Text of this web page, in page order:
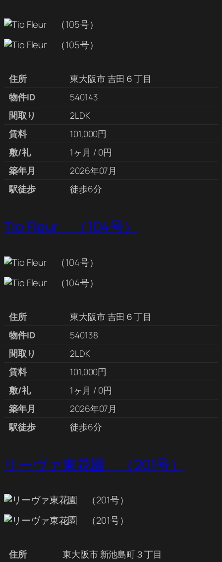
住所
東大阪市 吉田６丁目
物件ID
540143
間取り
2LDK
賃料
101,000円
敷/礼
1ヶ月 / 0円
築年月
2026年07月
駅徒歩
徒歩6分
Tio Fleur （104号）
住所
東大阪市 吉田６丁目
物件ID
540138
間取り
2LDK
賃料
101,000円
敷/礼
1ヶ月 / 0円
築年月
2026年07月
駅徒歩
徒歩6分
リーヴァ東花園 （201号）
住所 東大阪市 新池島町３丁目